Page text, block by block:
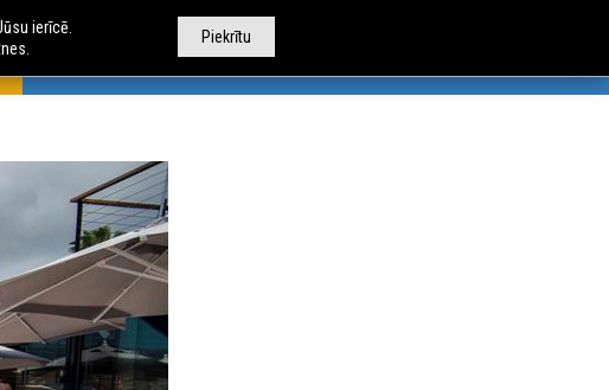
AUTOBUSU NOMA CITI PAKALPOJUMI
Piekrītu
ierīcē.